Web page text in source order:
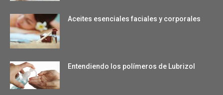
Aceites esenciales faciales y corporales
Entendiendo los polímeros de Lubrizol